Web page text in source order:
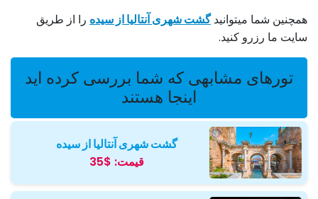
همچنین شما میتوانیدگشت شهری آنتالیا از سیده را از طریق
سایت ما رزرو کنید.
تورهای مشابهی که شما بررسی کرده اید
اینجا هستند
گشت شهری آنتالیا از سیده
قیمت: $35